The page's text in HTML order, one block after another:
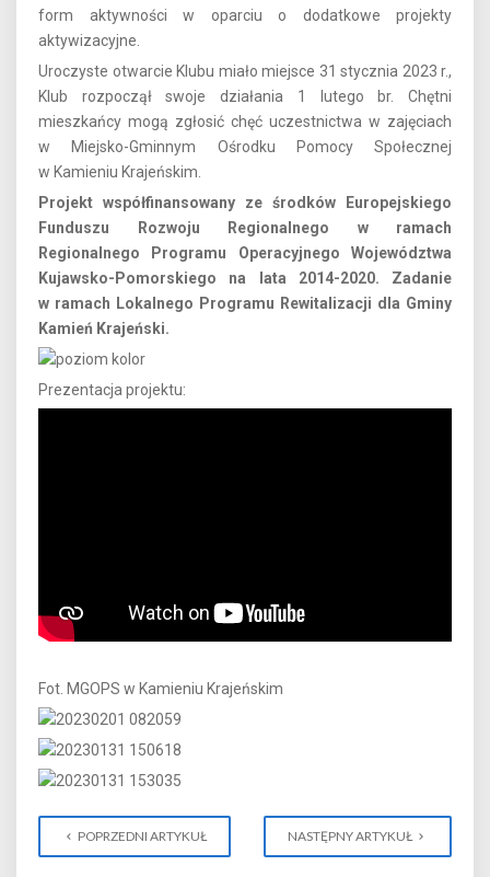
form aktywności w oparciu o dodatkowe projekty
aktywizacyjne.
Uroczyste otwarcie Klubu miało miejsce 31 stycznia 2023 r.,
Klub rozpoczął swoje działania 1 lutego br. Chętni
mieszkańcy mogą zgłosić chęć uczestnictwa w zajęciach
w Miejsko-Gminnym Ośrodku Pomocy Społecznej
w Kamieniu Krajeńskim.
Projekt współfinansowany ze środków Europejskiego
Funduszu Rozwoju Regionalnego w ramach
Regionalnego Programu Operacyjnego Województwa
Kujawsko-Pomorskiego na lata 2014-2020. Zadanie
w ramach Lokalnego Programu Rewitalizacji dla Gminy
Kamień Krajeński.
Prezentacja projektu:
Fot. MGOPS w Kamieniu Krajeńskim
POPRZEDNI ARTYKUŁ NASTĘPNY ARTYKUŁ